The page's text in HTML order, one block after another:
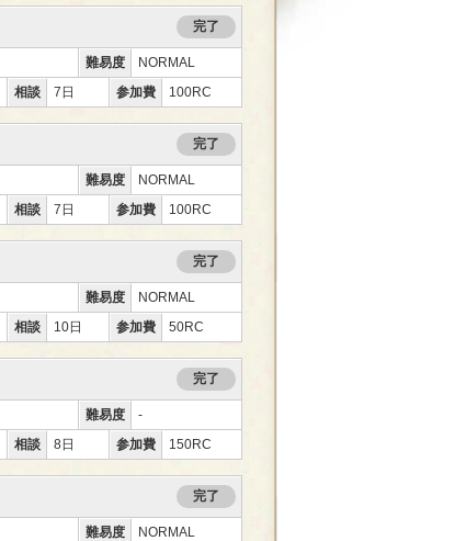
完了
難易度
NORMAL
相談 7日 参加費 100RC
完了
難易度
NORMAL
相談 7日 参加費 100RC
完了
難易度
NORMAL
相談 10日 参加費 50RC
完了
難易度
-
相談 8日 参加費 150RC
完了
難易度
NORMAL